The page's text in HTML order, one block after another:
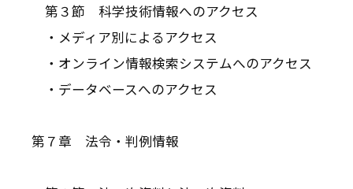
第３節 科学技術情報へのアクセス
・メディア別によるアクセス
・オンライン情報検索システムへのアクセス
・データベースへのアクセス
第７章 法令・判例情報